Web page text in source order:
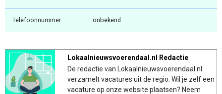
Telefoonnummer: onbekend
Lokaalnieuwsvoerendaal.nl Redactie
De redactie van Lokaalnieuwsvoerendaal.nl
verzamelt vacatures uit de regio. Wil je zelf een
vacature op onze website plaatsen? Neem